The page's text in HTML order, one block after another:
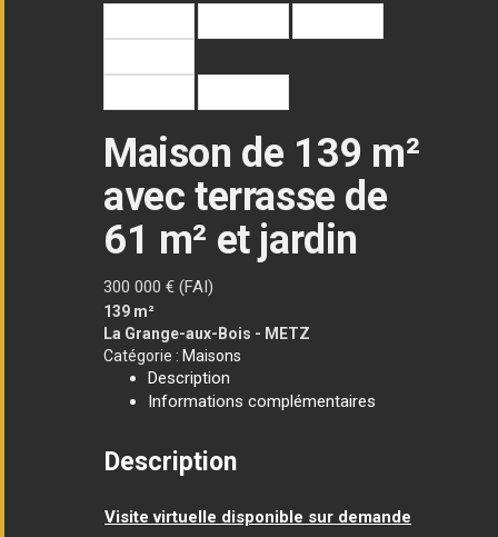
Maison de 139 m²
avec terrasse de
61 m² et jardin
300 000 € (FAI)
139 m²
La Grange-aux-Bois - METZ
Catégorie : Maisons
Description
Informations complémentaires
Description
Visite virtuelle disponible sur demande